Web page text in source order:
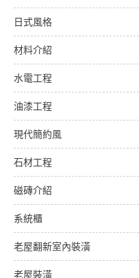
日式風格
材料介紹
水電工程
油漆工程
現代簡約風
石材工程
磁磚介紹
系統櫃
老屋翻新室內裝潢
老屋裝潢